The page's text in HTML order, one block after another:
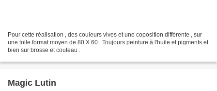
Pour cette réalisation , des couleurs vives et une coposition différente , sur
une toile format moyen de 80 X 60 . Toujours peinture à l'huile et pigments et
bien sur brosse et couteau .
Magic Lutin